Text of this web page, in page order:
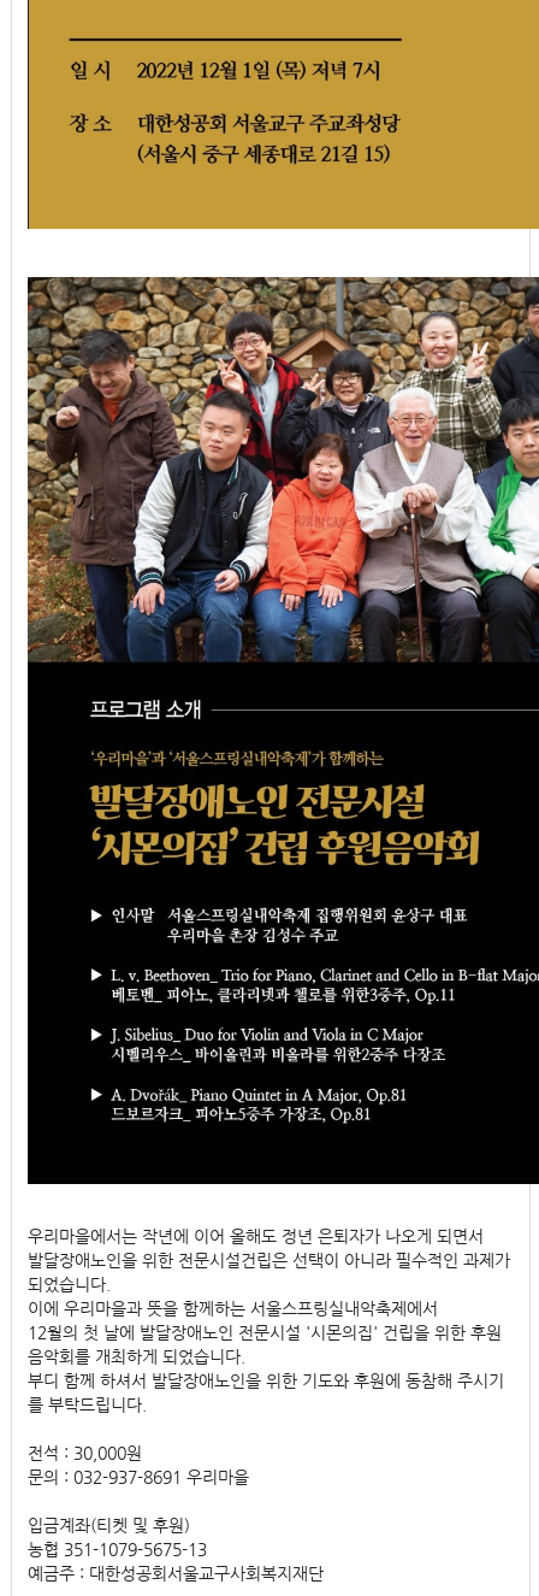
우리마을에서는 작년에 이어 올해도 정년 은퇴자가 나오게 되면서
발달장애노인을 위한 전문시설건립은 선택이 아니라 필수적인 과제가
되었습니다.
이에 우리마을과 뜻을 함께하는 서울스프링실내악축제에서
12월의 첫 날에 발달장애노인 전문시설 '시몬의집' 건립을 위한 후원
음악회를 개최하게 되었습니다.
부디 함께 하셔서 발달장애노인을 위한 기도와 후원에 동참해 주시기
를 부탁드립니다.
전석 : 30,000원
문의 : 032-937-8691 우리마을
입금계좌(티켓 및 후원)
농협 351-1079-5675-13
예금주 : 대한성공회서울교구사회복지재단